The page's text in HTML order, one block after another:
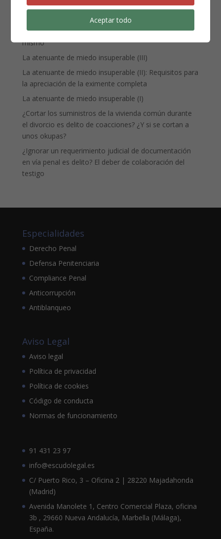
Denuncia, querella y atestado policial: por qué no es lo
mismo
La atenuante de miedo insuperable (III)
La atenuante de miedo insuperable (II): Requisitos para
la apreciación de la eximente completa
La atenuante de miedo insuperable (I)
¿Cortar los suministros de la vivienda común durante
el divorcio es delito de coacciones? ¿Y si se cortan a
unos okupas?
¿Ignorar un requerimiento judicial de documentación
en vía penal es delito? El deber de colaboración del
testigo
Especialidades
Derecho Penal
Defensa Penitenciaria
Compliance Penal
Anticorrupción
Antiblanqueo
Aviso Legal
Aviso legal
Política de privacidad
Política de cookies
Código de conducta
Normas de funcionamiento
91 431 23 97
info@escudolegal.es
C/ Puerto Rico, 3 – Oficina 2 | 28220 Majadahonda
(Madrid)
Avenida Manolete 1, Centro Comercial Plaza, oficina
3b , 29660 Nueva Andalucía, Marbella (Málaga),
España.
Aceptar todo